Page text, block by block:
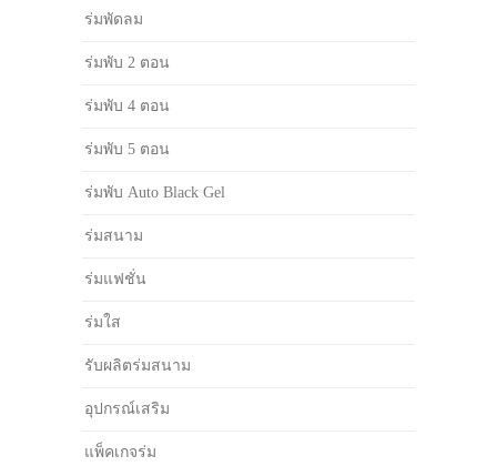
ร่มพัดลม
ร่มพับ 2 ตอน
ร่มพับ 4 ตอน
ร่มพับ 5 ตอน
ร่มพับ Auto Black Gel
ร่มสนาม
ร่มแฟชั่น
ร่มใส
รับผลิตร่มสนาม
อุปกรณ์เสริม
แพ็คเกจร่ม